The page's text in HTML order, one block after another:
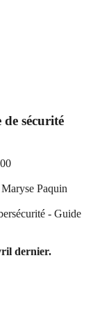
sécurité
Paquin
- Guide
dernier.